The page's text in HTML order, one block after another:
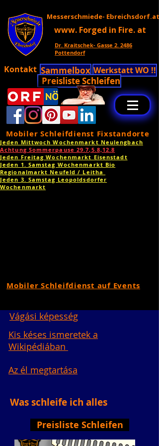
Messerschmiede- Ebreichsdorf.at
www. Forged in Fire. at
Dr. Kraitschek- Gasse 2. 2486
Pottendorf
Kontakt Sammelbox Werkstatt WO !!
Preisliste Schleifen
Mobiler Schleifdienst Fixstandorte
Jeden Mittwoch Wochenmarkt Neulengbach
Achtung Sommerpause 29.7,5.8,12.8
Jeden Freitag Wochenmarkt Eisenstadt
Jeden 1. Samstag Wochenmarkt Bio
Regionalmarkt Neufeld / Leitha
Jeden 3. Samstag Leopoldsdorfer
Wochenmarkt
Mobiler Schleifdienst auf Events
Vágási képesség
Kis késes ismeretek a
Wikipédiában
Az él megtartása
Was schleife ich alles
Preisliste Schleifen